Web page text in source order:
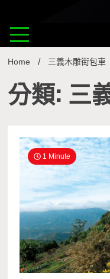
Home 三義木雕街包車
分類: 三
1 Minute